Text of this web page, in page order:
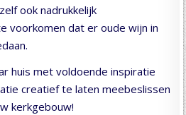
ook nadrukkelijk
voorkomen dat er oude wijn in
huis met voldoende inspiratie
creatief te laten meebeslissen
kerkgebouw!